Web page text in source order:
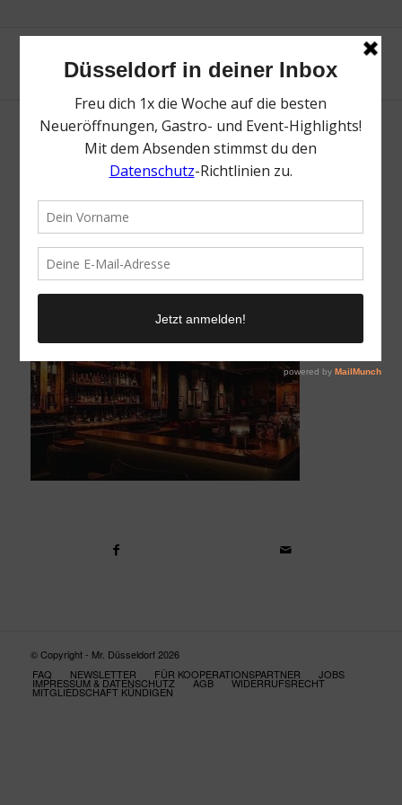
Die besten Neueröffnungen in Düsseldorf |
© Copyright - Mr. Düsseldorf 2026
FAQ
NEWSLETTER FÜR KOOPERATIONSPARTNER JOBS
IMPRESSUM & DATENSCHUTZ AGB WIDERRUFSRECHT
MITGLIEDSCHAFT KÜNDIGEN